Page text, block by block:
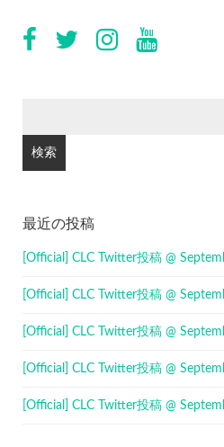
最近の投稿
[Official] CLC Twitter投稿 @
[Official] CLC Twitter投稿 @
[Official] CLC Twitter投稿 @
[Official] CLC Twitter投稿 @
[Official] CLC Twitter投稿 @